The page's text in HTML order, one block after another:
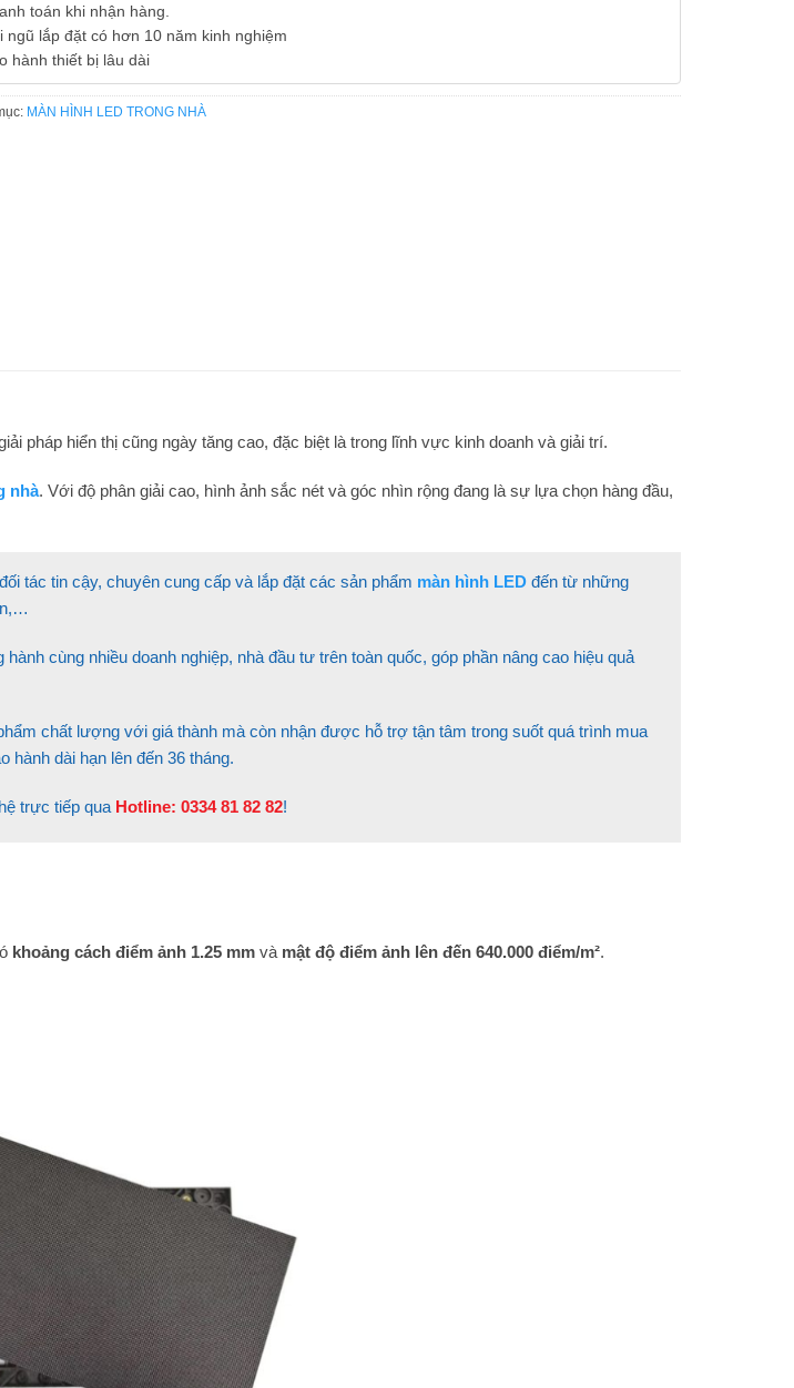
toán khi nhận hàng.
ngũ lắp đặt có hơn 10 năm kinh nghiệm
hành thiết bị lâu dài
MÀN HÌNH LED TRONG NHÀ
pháp hiển thị cũng ngày tăng cao, đặc biệt là trong lĩnh vực kinh doanh và giải trí.
nhà. Với độ phân giải cao, hình ảnh sắc nét và góc nhìn rộng đang là sự lựa chọn hàng đầu,
tác tin cậy, chuyên cung cấp và lắp đặt các sản phẩm màn hình LED đến từ những
cùng nhiều doanh nghiệp, nhà đầu tư trên toàn quốc, góp phần nâng cao hiệu quả
chất lượng với giá thành mà còn nhận được hỗ trợ tận tâm trong suốt quá trình mua
hành dài hạn lên đến 36 tháng.
trực tiếp qua Hotline: 0334 81 82 82!
khoảng cách điểm ảnh 1.25 mm và mật độ điểm ảnh lên đến 640.000 điểm/m².